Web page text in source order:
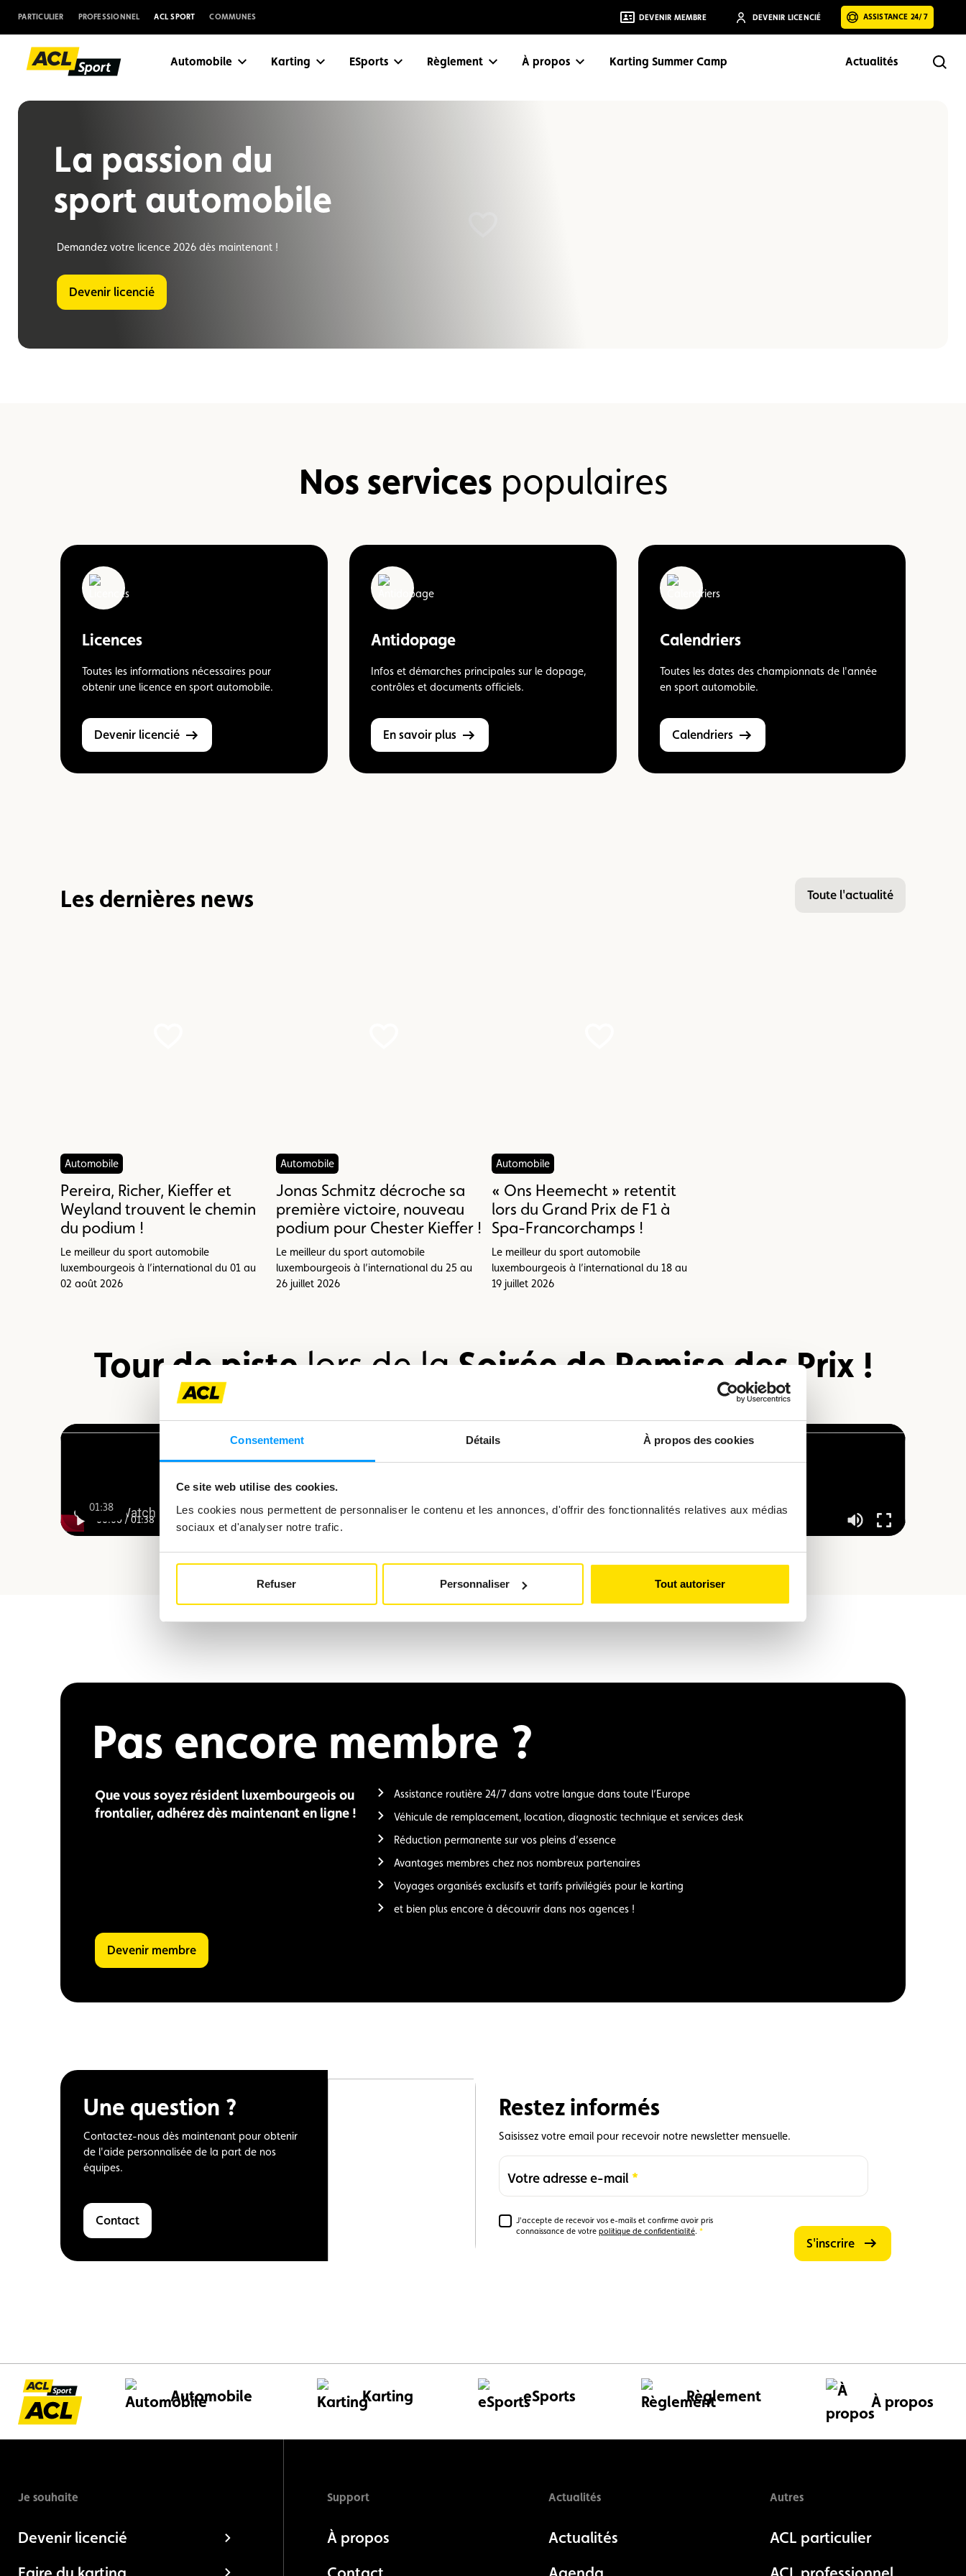
Consentement Détails À propos des cookies
Ce site web utilise des cookies.
Les cookies nous permettent de personnaliser le contenu et les annonces, d'offrir des fonctionnalités relatives aux médias
sociaux et d'analyser notre trafic.
Refuser Personnaliser Tout autoriser
PARTICULIER PROFESSIONNEL ACL SPORT COMMUNES DEVENIR MEMBRE DEVENIR LICENCIÉ ASSISTANCE 24/7
Automobile Karting eSports Règlement À propos Karting Summer Camp Actualités
Suggestions
La passion du
sport automobile
Demandez votre licence 2026 dès maintenant !
Devenir licencié
Nos services populaires
Licences
Toutes les informations nécessaires pour
obtenir une licence en sport automobile.
Devenir licencié
Antidopage
Infos et démarches principales sur le dopage,
contrôles et documents officiels.
En savoir plus
Calendriers
Toutes les dates des championnats de l'année
en sport automobile.
Calendriers
Les dernières news Toute l'actualité
Automobile
Pereira, Richer, Kieffer et
Weyland trouvent le chemin
du podium !
Le meilleur du sport automobile
luxembourgeois à l’international du 01 au
02 août 2026
Automobile
Jonas Schmitz décroche sa
première victoire, nouveau
podium pour Chester Kieffer !
Le meilleur du sport automobile
luxembourgeois à l’international du 25 au
26 juillet 2026
Automobile
« Ons Heemecht » retentit
lors du Grand Prix de F1 à
Spa-Francorchamps !
Le meilleur du sport automobile
luxembourgeois à l’international du 18 au
19 juillet 2026
Tour de piste lors de la Soirée de Remise des Prix !
01:38
00:00 /01:38
Pas encore membre ?
Que vous soyez résident luxembourgeois ou
frontalier, adhérez dès maintenant en ligne !
Assistance routière 24/7 dans votre langue dans toute l’Europe
Véhicule de remplacement, location, diagnostic technique et services desk
Réduction permanente sur vos pleins d’essence
Avantages membres chez nos nombreux partenaires
Voyages organisés exclusifs et tarifs privilégiés pour le karting
et bien plus encore à découvrir dans nos agences !
Devenir membre
Une question ?
Contactez-nous dès maintenant pour obtenir
de l'aide personnalisée de la part de nos
équipes.
Contact
Restez informés
Saisissez votre email pour recevoir notre newsletter mensuelle.
Votre adresse e-mail
Required
J'accepte de recevoir vos e-mails et confirme avoir pris
connaissance de votre politique de confidentialité.
Required
S'inscrire
Automobile Karting eSports Règlement À propos
Je souhaite
Devenir licencié
Support
À propos
Actualités
Actualités
Autres
ACL particulier